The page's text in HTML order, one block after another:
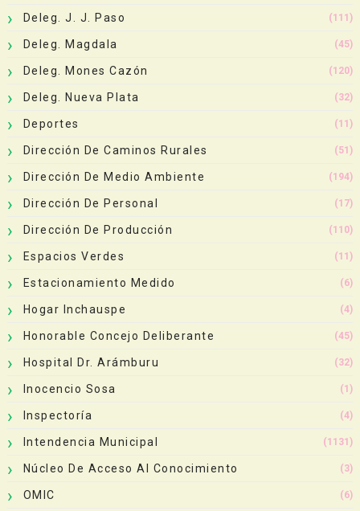
Deleg. J. J. Paso (111)
Deleg. Magdala (45)
Deleg. Mones Cazón (120)
Deleg. Nueva Plata (32)
Deportes (11)
Dirección De Caminos Rurales (51)
Dirección De Medio Ambiente (194)
Dirección De Personal (17)
Dirección De Producción (110)
Espacios Verdes (11)
Estacionamiento Medido (6)
Hogar Inchauspe (4)
Honorable Concejo Deliberante (45)
Hospital Dr. Arámburu (32)
Inocencio Sosa (1)
Inspectoría (4)
Intendencia Municipal (1131)
Núcleo De Acceso Al Conocimiento (3)
OMIC (6)